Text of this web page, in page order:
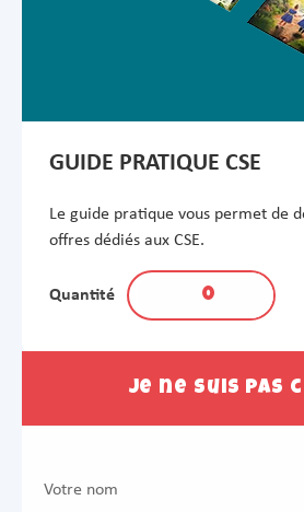
GUIDE PRATIQUE CSE
Le guide pratique vous permet de
offres dédiés aux CSE.
Quantité
Je ne suis pas